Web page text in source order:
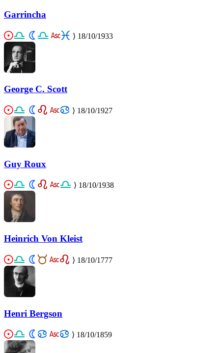
Garrincha
⟩ 18/10/1933
George C. Scott
⟩ 18/10/1927
Guy Roux
⟩ 18/10/1938
Heinrich Von Kleist
⟩ 18/10/1777
Henri Bergson
⟩ 18/10/1859